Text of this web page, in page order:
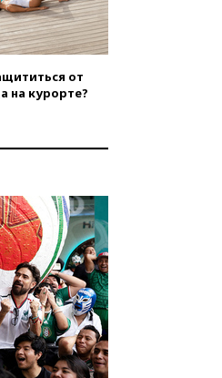
не
ЦИК
во время
на выборах
первый
от
на курорте?